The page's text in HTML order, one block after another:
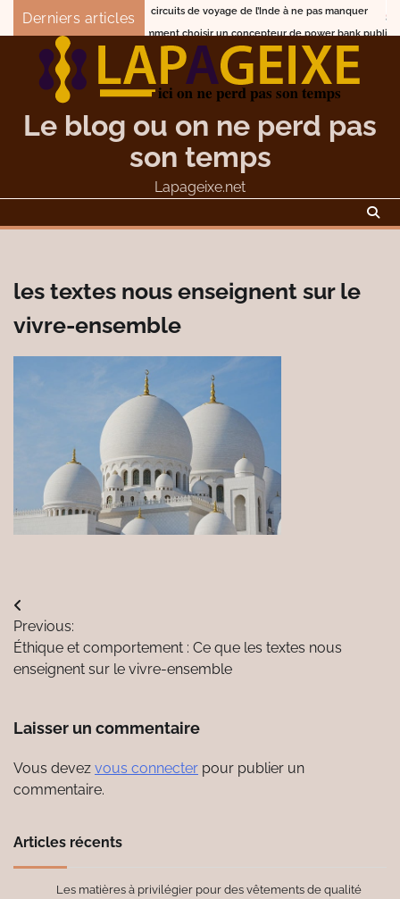
Skip
content
Derniers articlesLes circuits de voyage de l’Inde à ne pas manquer
Comment choisir un concepteur de power bank publicitaire
Le blog ou on ne perd pas
son temps
Lapageixe.net
les textes nous enseignent sur le
vivre-ensemble
Navigation
de
l’article
Previous:
Éthique et comportement : Ce que les textes nous
enseignent sur le vivre-ensemble
Laisser un commentaire
Vous devez vous connecter pour publier un
commentaire.
Articles récents
Les matières à privilégier pour des vêtements de qualité